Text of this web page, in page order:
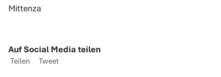
Mittenza
Auf Social Media teilen
Teilen Tweet